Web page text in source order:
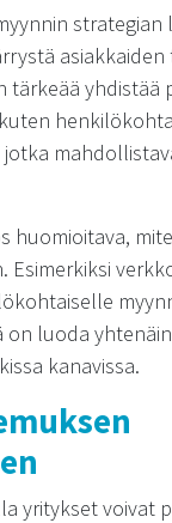
strategian
asiakkaiden
tärkeää yhdistää
jotka
huomioitava,
Esimerkiksi
on luoda
kanavissa.
yritykset voivat